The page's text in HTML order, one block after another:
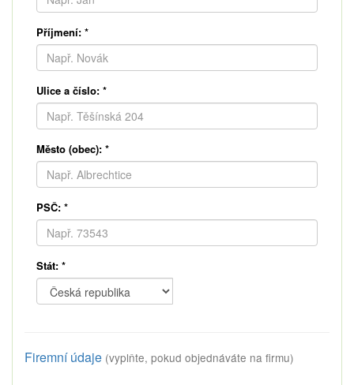
Příjmení: *
Ulice a číslo: *
Město (obec): *
PSČ: *
Stát: *
Firemní údaje (vyplňte, pokud objednáváte na firmu)